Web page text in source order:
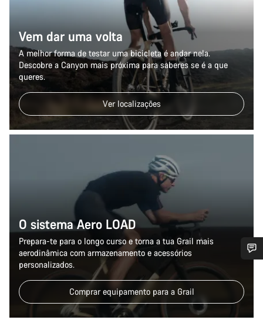
Vem dar uma volta
A melhor forma de testar uma bicicleta é andar nela.
Descobre a Canyon mais próxima para saberes se é a que
queres.
Ver localizações
O sistema Aero LOAD
Prepara-te para o longo curso e torna a tua Grail mais
aerodinâmica com armazenamento e acessórios
personalizados.
Comprar equipamento para a Grail
Precisas de ajuda?
Os nossos peritos em apoio ao cliente estão prontos para
responder às tuas perguntas.